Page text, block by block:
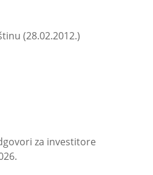
(28.02.2012.)
za investitore